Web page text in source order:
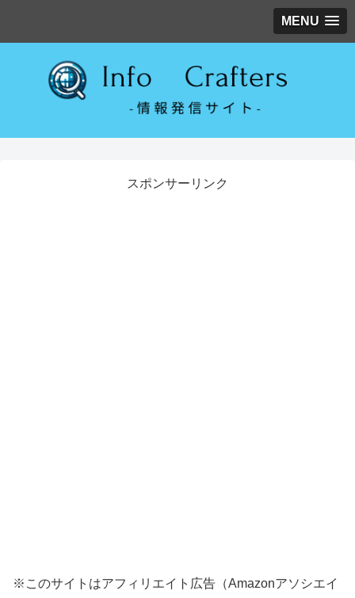
MENU
スポンサーリンク
※このサイトはアフィリエイト広告（Amazonアソシエイ